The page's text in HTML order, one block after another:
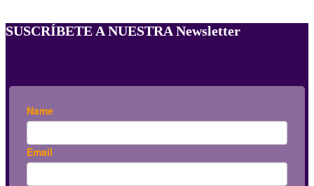
SUSCRÍBETE A NUESTRA Newsletter